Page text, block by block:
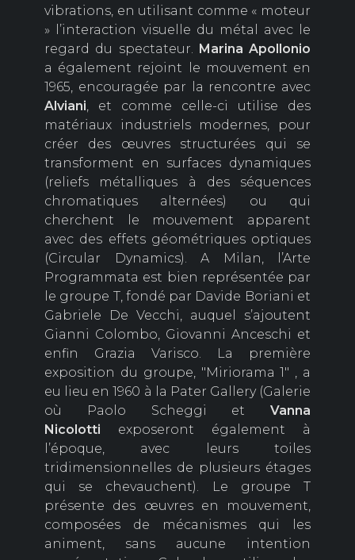
vibrations, en utilisant comme « moteur
» l’interaction visuelle du métal avec le
regard du spectateur. Marina Apollonio
a également rejoint le mouvement en
1965, encouragée par la rencontre avec
Alviani , et comme celle-ci utilise des
matériaux industriels modernes, pour
créer des œuvres structurées qui se
transforment en surfaces dynamiques
(reliefs métalliques à des séquences
chromatiques alternées) ou qui
cherchent le mouvement apparent
avec des effets géométriques optiques
(Circular Dynamics). A Milan, l’Arte
Programmata est bien représentée par
le groupe T, fondé par Davide Boriani et
Gabriele De Vecchi, auquel s’ajoutent
Gianni Colombo, Giovanni Anceschi et
enfin Grazia Varisco. La première
exposition du groupe, "Miriorama 1" , a
eu lieu en 1960 à la Pater Gallery (Galerie
où Paolo Scheggi et Vanna
Nicolotti exposeront également à
l’époque, avec leurs toiles
tridimensionnelles de plusieurs étages
qui se chevauchent). Le groupe T
présente des œuvres en mouvement,
composées de mécanismes qui les
animent, sans aucune intention